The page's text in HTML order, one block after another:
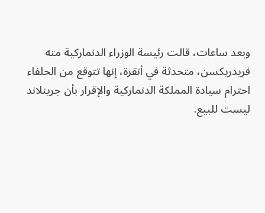
وبعد ساعات، قالت رئيسة الوزراء الدنماركية مته
فريدريكسن، متحدثة في أنقرة، إنها تتوقع من الحلفاء
احترام سيادة المملكة الدنماركية والإقرار بأن جرينلاند
ليست للبيع.